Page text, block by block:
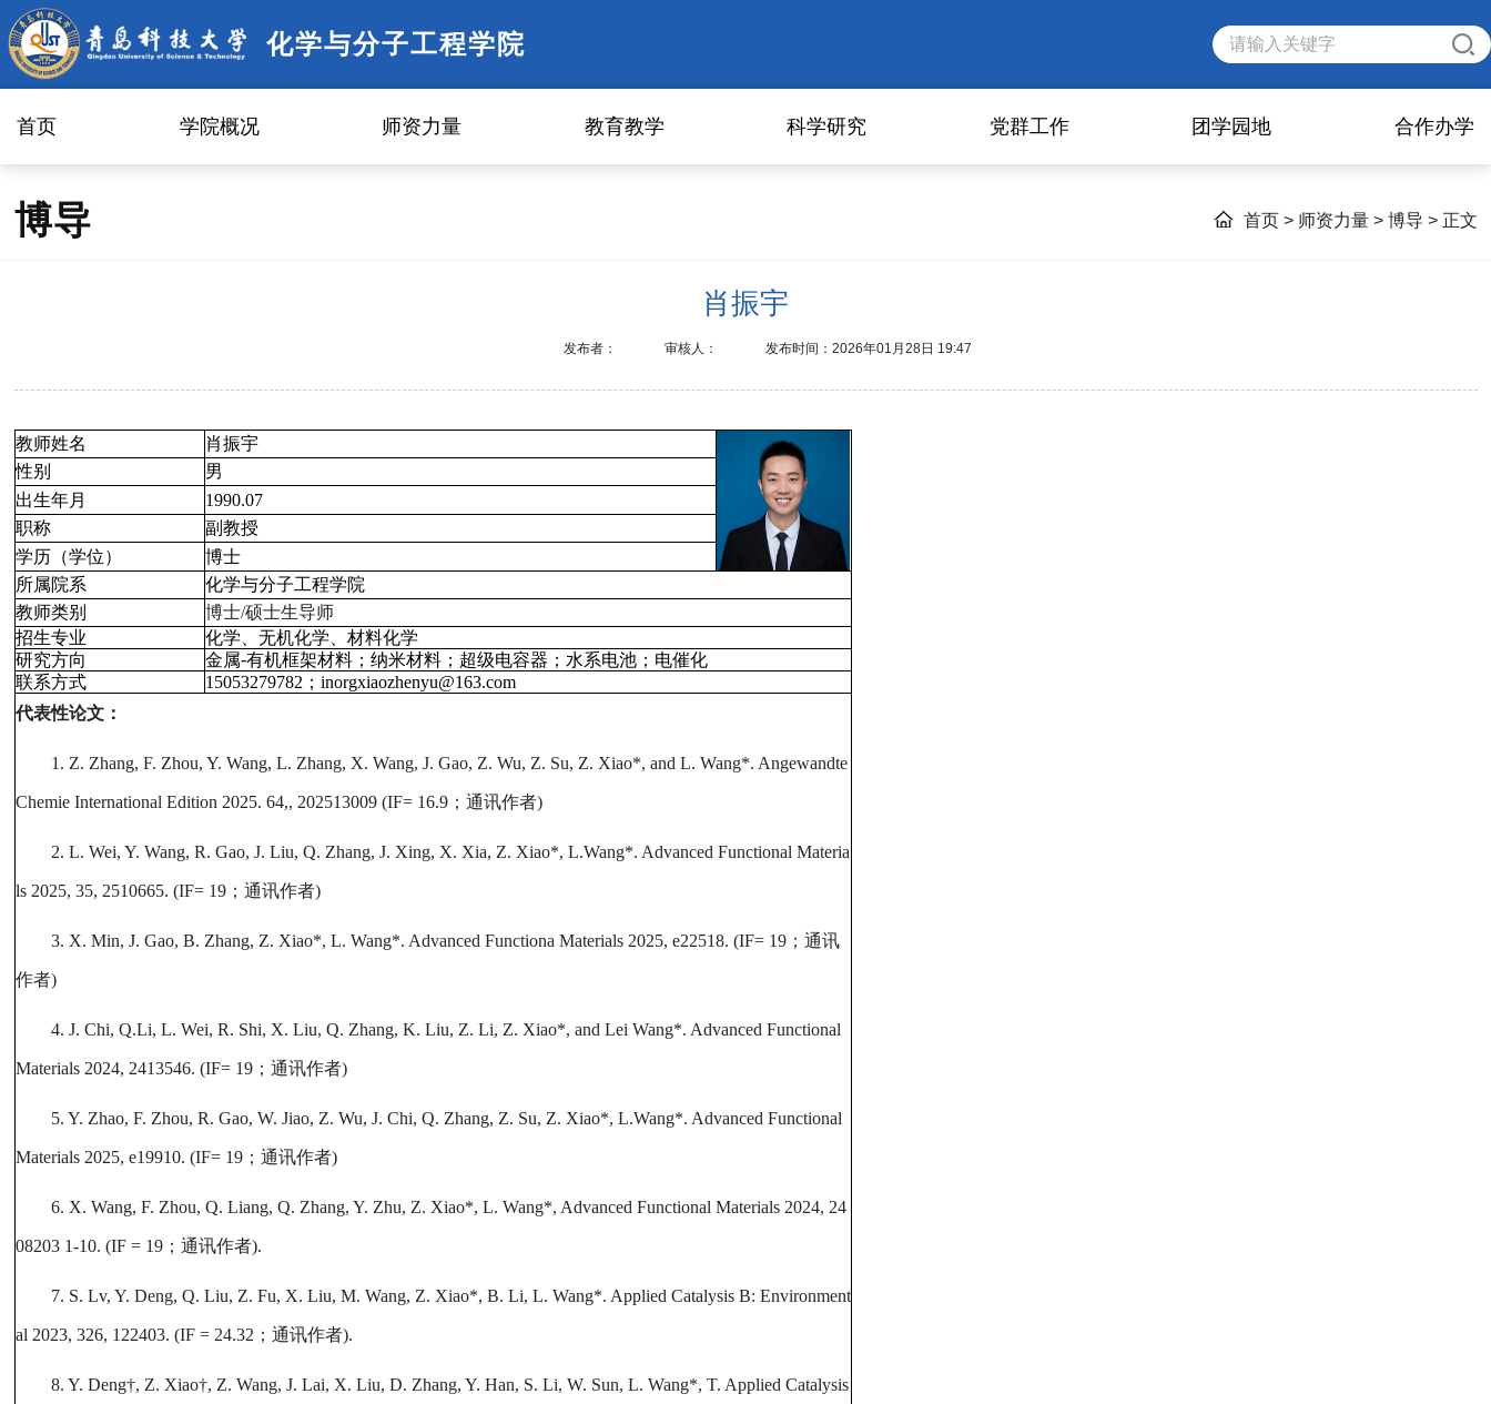
化学与分子工程学院
首页 学院概况 师资力量 教育教学 科学研究 党群工作 团学园地 合作办学
博导 首页 > 师资力量 > 博导 > 正文
肖振宇
发布者： 审核人： 发布时间：2026年01月28日 19:47
教师姓名
肖振宇
性别
男
出生年月
1990.07
职称
副教授
学历（学位）
博士
所属院系
化学与分子工程学院
教师类别
博士/硕士生导师
招生专业
化学、无机化学、材料化学
研究方向
金属-有机框架材料；纳米材料；超级电容器；水系电池；电催化
联系方式
15053279782 ； inorgxiaozhenyu@163.com
代表性论文：
1. Z. Zhang, F. Zhou, Y. Wang, L. Zhang, X. Wang, J. Gao, Z. Wu, Z. Su, Z. Xiao*, and L. Wang*. Angewandte
Chemie International Edition 2025. 64,, 202513009 (IF= 16.9；通讯作者)
2. L. Wei, Y. Wang, R. Gao, J. Liu, Q. Zhang, J. Xing, X. Xia, Z. Xiao*, L.Wang*. Advanced Functional Materia
ls 2025, 35, 2510665. (IF= 19；通讯作者)
3. X. Min, J. Gao, B. Zhang, Z. Xiao*, L. Wang*. Advanced Functiona Materials 2025, e22518. (IF= 19；通讯
作者)
4. J. Chi, Q.Li, L. Wei, R. Shi, X. Liu, Q. Zhang, K. Liu, Z. Li, Z. Xiao*, and Lei Wang*. Advanced Functional
Materials 2024, 2413546. (IF= 19；通讯作者)
5. Y. Zhao, F. Zhou, R. Gao, W. Jiao, Z. Wu, J. Chi, Q. Zhang, Z. Su, Z. Xiao*, L.Wang*. Advanced Functional
Materials 2025, e19910. (IF= 19；通讯作者)
6. X. Wang, F. Zhou, Q. Liang, Q. Zhang, Y. Zhu, Z. Xiao*, L. Wang*, Advanced Functional Materials 2024, 24
08203 1-10. (IF = 19；通讯作者).
7. S. Lv, Y. Deng, Q. Liu, Z. Fu, X. Liu, M. Wang, Z. Xiao*, B. Li, L. Wang*. Applied Catalysis B: Environment
al 2023, 326, 122403. (IF = 24.32 ；通讯作者).
8. Y. Deng†, Z. Xiao†, Z. Wang, J. Lai, X. Liu, D. Zhang, Y. Han, S. Li, W. Sun, L. Wang*, T. Applied Catalysis